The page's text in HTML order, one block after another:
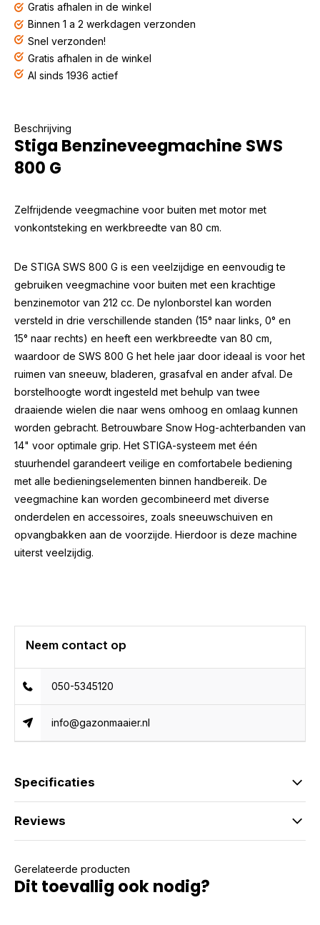
Gratis afhalen in de winkel
Binnen 1 a 2 werkdagen verzonden
Snel verzonden!
Gratis afhalen in de winkel
Al sinds 1936 actief
Beschrijving
Stiga Benzineveegmachine SWS
800 G
Zelfrijdende veegmachine voor buiten met motor met
vonkontsteking en werkbreedte van 80 cm.
De STIGA SWS 800 G is een veelzijdige en eenvoudig te
gebruiken veegmachine voor buiten met een krachtige
benzinemotor van 212 cc. De nylonborstel kan worden
versteld in drie verschillende standen (15° naar links, 0° en
15° naar rechts) en heeft een werkbreedte van 80 cm,
waardoor de SWS 800 G het hele jaar door ideaal is voor het
ruimen van sneeuw, bladeren, grasafval en ander afval. De
borstelhoogte wordt ingesteld met behulp van twee
draaiende wielen die naar wens omhoog en omlaag kunnen
worden gebracht. Betrouwbare Snow Hog-achterbanden van
14" voor optimale grip. Het STIGA-systeem met één
stuurhendel garandeert veilige en comfortabele bediening
met alle bedieningselementen binnen handbereik. De
veegmachine kan worden gecombineerd met diverse
onderdelen en accessoires, zoals sneeuwschuiven en
opvangbakken aan de voorzijde. Hierdoor is deze machine
uiterst veelzijdig.
Neem contact op
050-5345120
info@gazonmaaier.nl
Specificaties
Reviews
Gerelateerde producten
Dit toevallig ook nodig?